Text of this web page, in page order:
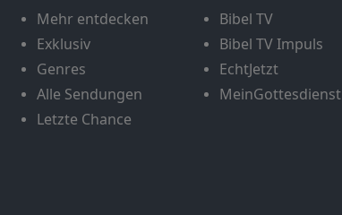
Mehr entdecken
Exklusiv
Genres
Alle Sendungen
Letzte Chance
Bibel TV
Bibel TV Impuls
EchtJetzt
MeinGottesdienst